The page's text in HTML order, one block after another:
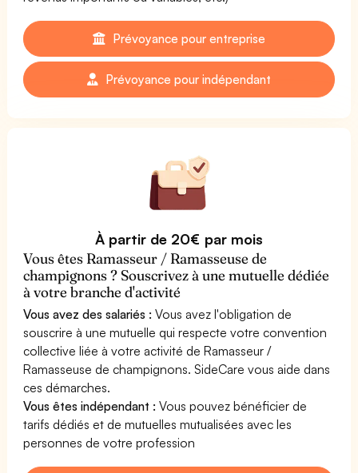
Prévoyance pour entreprise
Prévoyance pour indépendant
À partir de 20€ par mois
Vous êtes Ramasseur / Ramasseuse de
champignons ? Souscrivez à une mutuelle dédiée
à votre branche d'activité
Vous avez des salariés : Vous avez l'obligation de
souscrire à une mutuelle qui respecte votre convention
collective liée à votre activité de Ramasseur /
Ramasseuse de champignons. SideCare vous aide dans
ces démarches.
Vous êtes indépendant : Vous pouvez bénéficier de
tarifs dédiés et de mutuelles mutualisées avec les
personnes de votre profession